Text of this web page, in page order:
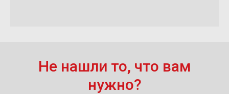
Не нашли то, что вам
нужно?